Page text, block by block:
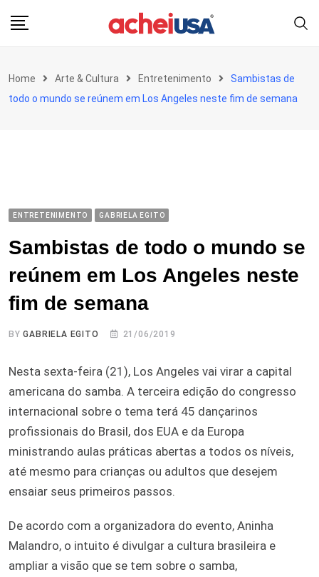
Home Arte & Cultura Entretenimento
Sambistas de
todo o mundo se reúnem em Los Angeles neste fim de semana
ENTRETENIMENTO GABRIELA EGITO
Sambistas de todo o mundo se
reúnem em Los Angeles neste
fim de semana
BYGABRIELA EGITO 21/06/2019
Nesta sexta-feira (21), Los Angeles vai virar a capital
americana do samba. A terceira edição do congresso
internacional sobre o tema terá 45 dançarinos
profissionais do Brasil, dos EUA e da Europa
ministrando aulas práticas abertas a todos os níveis,
até mesmo para crianças ou adultos que desejem
ensaiar seus primeiros passos.
De acordo com a organizadora do evento, Aninha
Malandro, o intuito é divulgar a cultura brasileira e
ampliar a visão que se tem sobre o samba,